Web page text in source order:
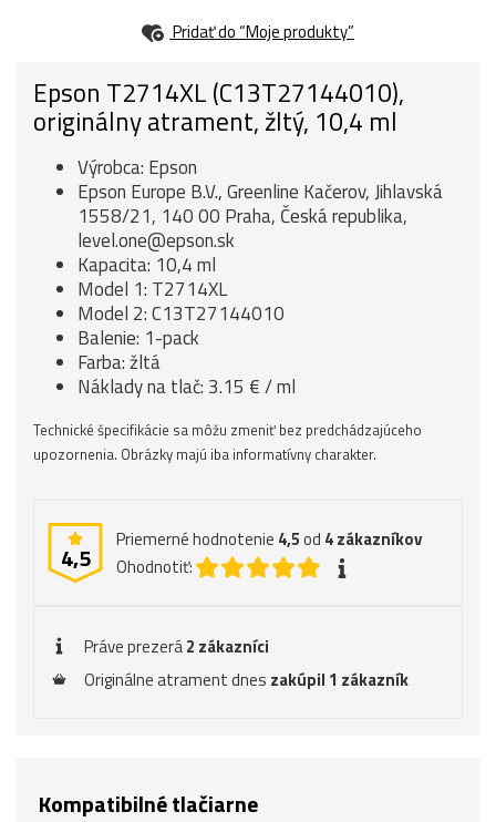
Pridať do “Moje produkty”
Epson T2714XL (C13T27144010),
originálny atrament, žltý, 10,4 ml
Výrobca: Epson
Epson Europe B.V., Greenline Kačerov, Jihlavská
1558/21, 140 00 Praha, Česká republika,
level.one@epson.sk
Kapacita: 10,4 ml
Model 1: T2714XL
Model 2: C13T27144010
Balenie: 1-pack
Farba: žltá
Náklady na tlač: 3.15 € / ml
Technické špecifikácie sa môžu zmeniť bez predchádzajúceho
upozornenia. Obrázky majú iba informatívny charakter.
4,5
Priemerné hodnotenie 4,5od 4zákazníkov
Ohodnotiť:
Práve prezerá2 zákazníci
Originálne atrament dnes zakúpil 1 zákazník
Kompatibilné tlačiarne